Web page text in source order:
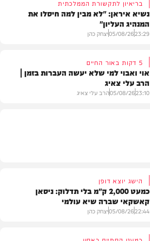
בריאיון לתקשורת הממלכתית
נשיא איראן: "לא מבין למה חיסלו את
המנהיג העליון"
23:29
05/08/26יצחק כהן
5 דקות באור החיים
אוי ואבוי למי שלא יעשה העברות בזמן |
הרב עלי צאיג
23:10
05/08/26הרב עלי צאיג
הישג יוצא דופן
כמעט 2,000 ק"מ בלי תדלוק: ניסאן
קאשקאי שברה שיא עולמי
22:44
05/08/26יצחק כהן